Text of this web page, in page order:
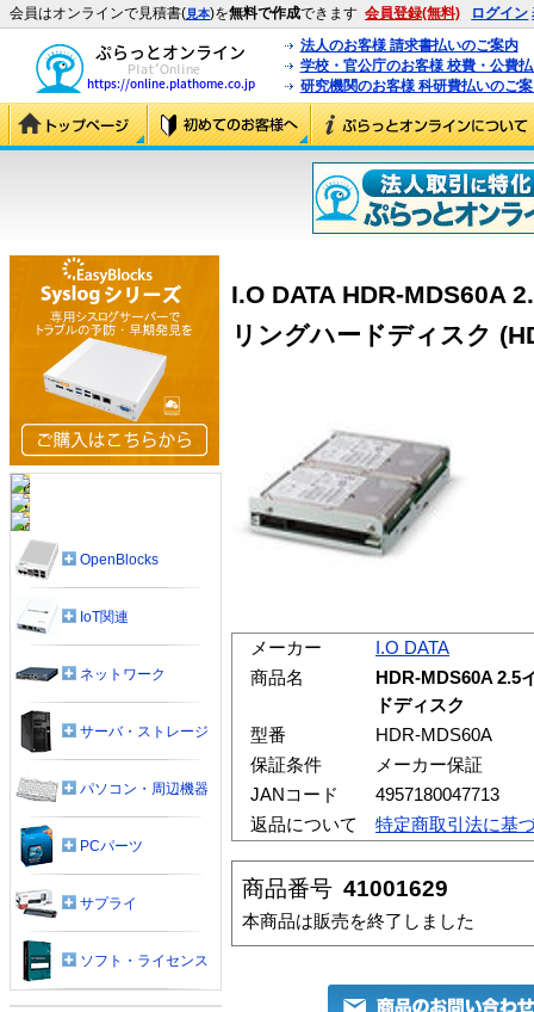
会員はオンラインで見積書(見本)を無料で作成できます 会員登録(無料) ログイン
法人のお客様 請求書払いのご案内
学校・官公庁のお客様 校費・公費
研究機関のお客様 科研費払いのご
I.O DATA HDR-MDS60A
リングハードディスク
メーカー
I.O DATA
商品名
HDR-MDS60A 2.5
ドディスク
型番
HDR-MDS60A
保証条件
メーカー保証
JANコード
4957180047713
返品について
特定商取引法に基
商品番号 41001629
本商品は販売を終了しました
OpenBlocks
IoT関連
ネットワーク
サーバ・ストレージ
パソコン・周辺機器
PCパーツ
サプライ
ソフト・ライセンス